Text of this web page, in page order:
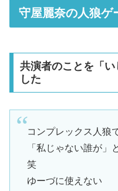
守屋麗奈の人狼ゲ
共演者のことを「
した
コンプレックス人狼
「私じゃない誰が」
笑
ゆーづに使えない